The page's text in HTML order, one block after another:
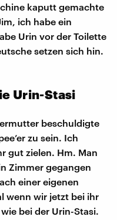
kaputt gemachte
ich habe ein
Urin vor der Toilette
setzen sich hin.
​Urin-Stasi
beschuldigte
zu sein. Ich
gut zielen. Hm. Man
Zimmer gegangen
einer eigenen
wenn wir jetzt bei ihr
bei der Urin-Stasi.